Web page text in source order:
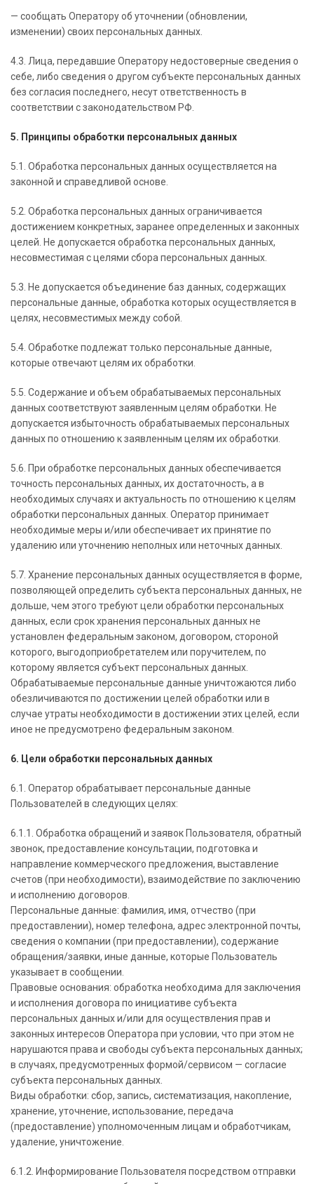
— сообщать Оператору об уточнении (обновлении,
изменении) своих персональных данных.
4.3. Лица, передавшие Оператору недостоверные сведения о
себе, либо сведения о другом субъекте персональных данных
без согласия последнего, несут ответственность в
соответствии с законодательством РФ.
5. Принципы обработки персональных данных
5.1. Обработка персональных данных осуществляется на
законной и справедливой основе.
5.2. Обработка персональных данных ограничивается
достижением конкретных, заранее определенных и законных
целей. Не допускается обработка персональных данных,
несовместимая с целями сбора персональных данных.
5.3. Не допускается объединение баз данных, содержащих
персональные данные, обработка которых осуществляется в
целях, несовместимых между собой.
5.4. Обработке подлежат только персональные данные,
которые отвечают целям их обработки.
5.5. Содержание и объем обрабатываемых персональных
данных соответствуют заявленным целям обработки. Не
допускается избыточность обрабатываемых персональных
данных по отношению к заявленным целям их обработки.
5.6. При обработке персональных данных обеспечивается
точность персональных данных, их достаточность, а в
необходимых случаях и актуальность по отношению к целям
обработки персональных данных. Оператор принимает
необходимые меры и/или обеспечивает их принятие по
удалению или уточнению неполных или неточных данных.
5.7. Хранение персональных данных осуществляется в форме,
позволяющей определить субъекта персональных данных, не
дольше, чем этого требуют цели обработки персональных
данных, если срок хранения персональных данных не
установлен федеральным законом, договором, стороной
которого, выгодоприобретателем или поручителем, по
которому является субъект персональных данных.
Обрабатываемые персональные данные уничтожаются либо
обезличиваются по достижении целей обработки или в
случае утраты необходимости в достижении этих целей, если
иное не предусмотрено федеральным законом.
6. Цели обработки персональных данных
6.1. Оператор обрабатывает персональные данные
Пользователей в следующих целях:
6.1.1. Обработка обращений и заявок Пользователя, обратный
звонок, предоставление консультации, подготовка и
направление коммерческого предложения, выставление
счетов (при необходимости), взаимодействие по заключению
и исполнению договоров.
Персональные данные: фамилия, имя, отчество (при
предоставлении), номер телефона, адрес электронной почты,
сведения о компании (при предоставлении), содержание
обращения/заявки, иные данные, которые Пользователь
указывает в сообщении.
Правовые основания: обработка необходима для заключения
и исполнения договора по инициативе субъекта
персональных данных и/или для осуществления прав и
законных интересов Оператора при условии, что при этом не
нарушаются права и свободы субъекта персональных данных;
в случаях, предусмотренных формой/сервисом — согласие
субъекта персональных данных.
Виды обработки: сбор, запись, систематизация, накопление,
хранение, уточнение, использование, передача
(предоставление) уполномоченным лицам и обработчикам,
удаление, уничтожение.
6.1.2. Информирование Пользователя посредством отправки